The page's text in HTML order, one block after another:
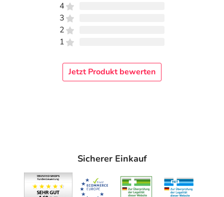
4
3
2
1
Jetzt Produkt bewerten
Sicherer Einkauf